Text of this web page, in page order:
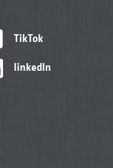
TikTok
linkedIn